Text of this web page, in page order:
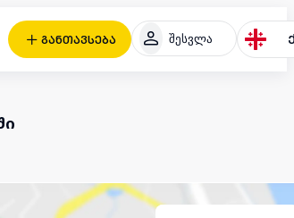
განთავსება შესვლა